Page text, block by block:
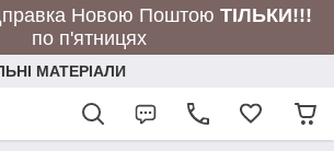
Новою Поштою ТІЛЬКИ!!!
по п'ятницях
МАТЕРІАЛИ